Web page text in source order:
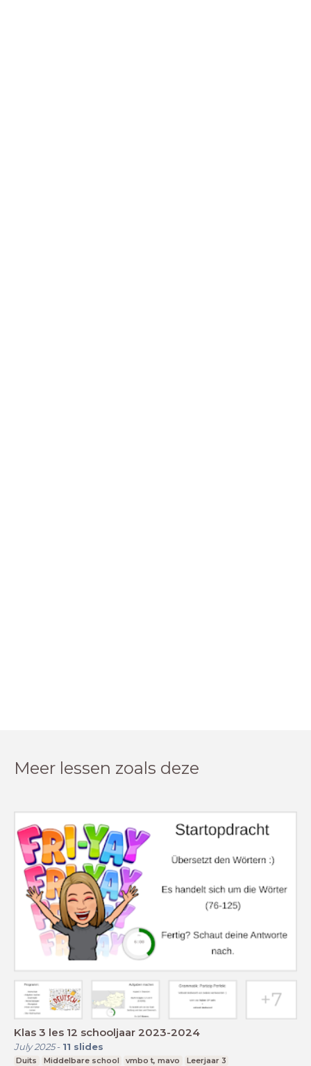
Meer lessen zoals deze
Klas 3 les 12 schooljaar 2023-2024
July 2025- 11 slides
Duits Middelbare school vmbo t, mavo Leerjaar 3